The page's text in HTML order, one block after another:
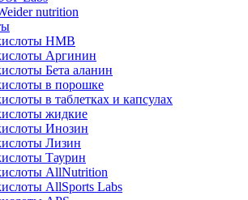
nutrition
HMB
Аргинин
Бета аланин
в порошке
в таблетках и капсулах
жидкие
Инозин
Лизин
Таурин
AllNutrition
AllSports Labs